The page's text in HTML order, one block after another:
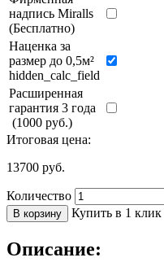
надпись Miralls
(Бесплатно)
Наценка за
размер до 0,5м²
hidden_calc_field
Расширенная
гарантия 3 года
(1000 руб.)
Итоговая цена:
13700 руб.
Количество
В корзину Купить в 1 клик
Описание: